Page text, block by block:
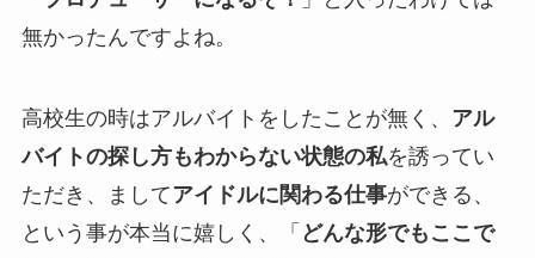
無かったんですよね。
高校生の時はアルバイトをしたことが無く、 アル
バイトの探し方もわからない状態の私を誘ってい
ただき、ましてアイドルに関わる仕事ができる、
という事が本当に嬉しく、「 どんな形でもここで